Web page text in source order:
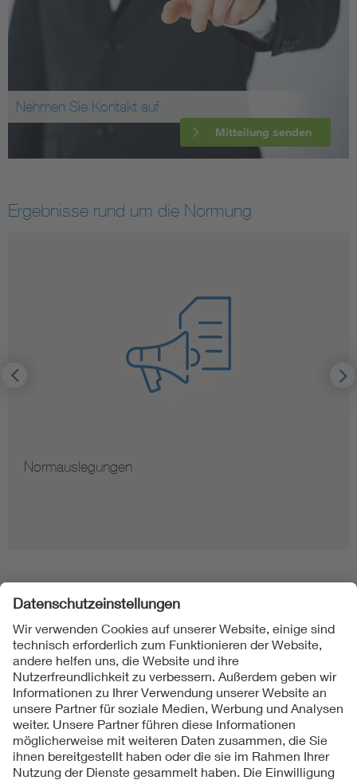
Nehmen Sie Kontakt auf
Mitteilung senden
Ergebnisse rund um die Normung
Normauslegungen
Folgen Sie uns